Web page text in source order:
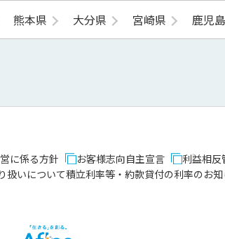
熊本県 大分県 宮崎県 鹿児
に係る方針 お客様志向自主宣言 利益相反
扱いについて積立利率等・約款貸付の利率のお知